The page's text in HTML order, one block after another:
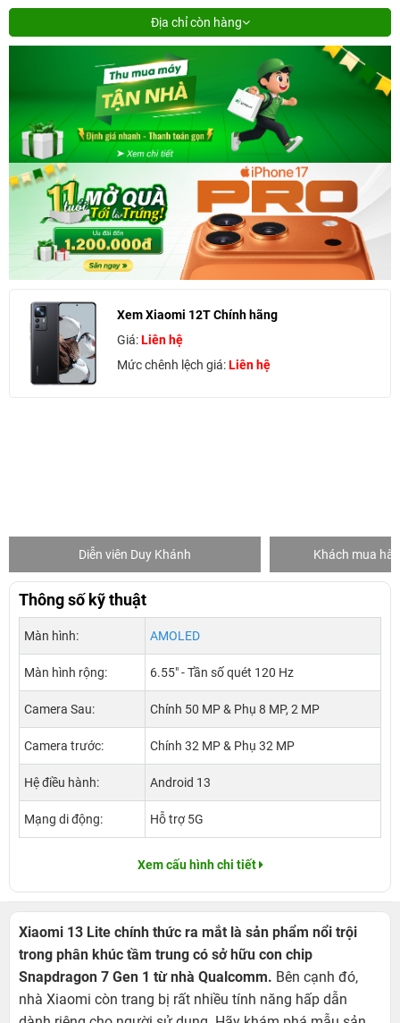
Địa chỉ còn hàng
Xem Xiaomi 12T Chính hãng
Giá:Liên hệ
Mức chênh lệch giá:Liên hệ
Diễn viên Duy Khánh Khách mua
Thông số kỹ thuật
Màn hình: AMOLED
Màn hình rộng: 6.55" - Tần số quét 120 Hz
Camera Sau: Chính 50 MP & Phụ 8 MP, 2 MP
Camera trước: Chính 32 MP & Phụ 32 MP
Hệ điều hành: Android 13
Mạng di động: Hỗ trợ 5G
Xem cấu hình chi tiết
Xiaomi 13 Lite chính thức ra mắt là sản phẩm nổi trội
trong phân khúc tầm trung có sở hữu con chip
Snapdragon 7 Gen 1 từ nhà Qualcomm. Bên cạnh đó,
nhà Xiaomi còn trang bị rất nhiều tính năng hấp dẫn